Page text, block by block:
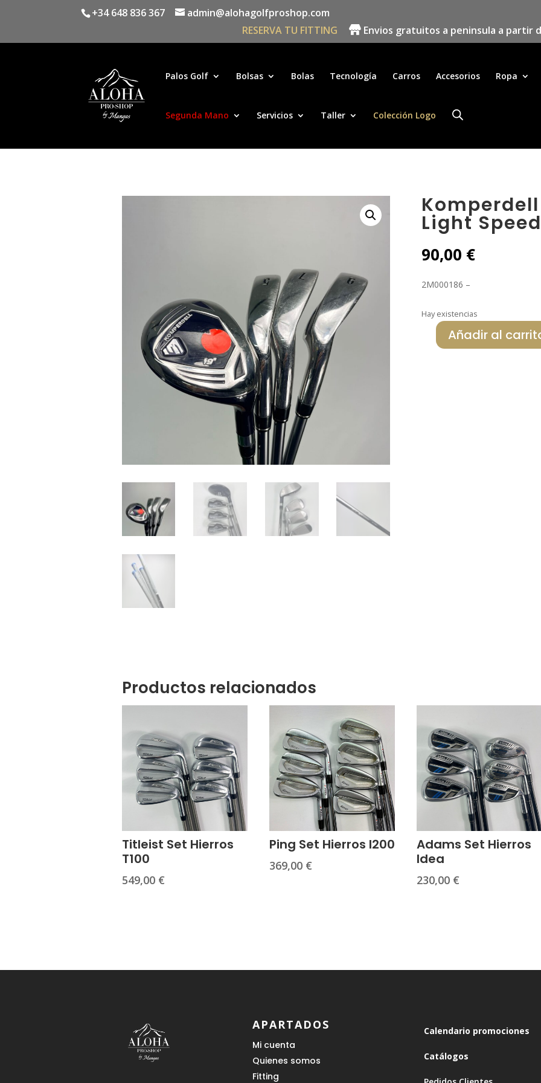
+34 648 836 367
admin@alohagolfproshop.com
RESERVA TU FITTING
Envios gratuitos a peninsula a partir
Palos Golf Bolsas Bolas Tecnología Carros Accesorios Ropa
Segunda Mano Servicios Taller Colección Logo
Light Speed
90,00 €
2M000186 –
Hay existencias
KOMPERDELLAñadir al
Productos relacionados
Titleist Set Hierros
T100
549,00 €
Ping Set Hierros I200
369,00 €
Adams Set Hierros
Idea
230,00 €
APARTADOS
Mi cuenta
Quienes somos
Fitting
Calendario promociones
Catálogos